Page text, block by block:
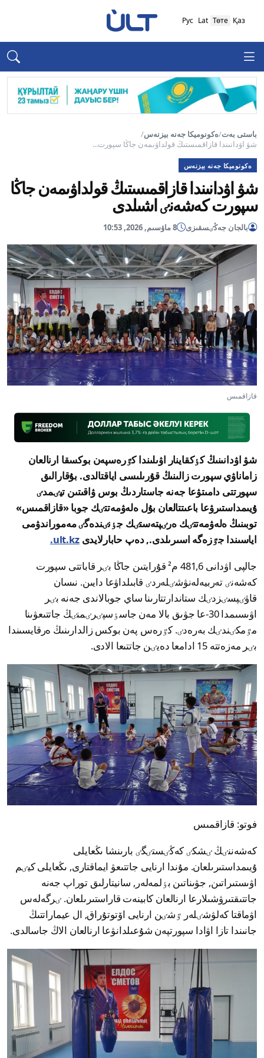
Қаз
Төте
Lat
Рус
باستى بەت/ەكونوميكا جەنە بيزنەس/
شۋ اۋدانىندا قازاقمىستىڭ قولداۋىمەن جاڭا سپورت...
ەكونوميكا جەنە بيزنەس
شۋ اۋدانىندا قازاقمىستىڭ قولداۋىمەن جاڭا
سپورت كەشەنٸ اشىلدى
بالجان جەڭٸسقىزى 8 ماۋسىم, 2026, 10:53
قازاقمىس
شۋ اۋدانىنىڭ كٶكقاينار اۋىلىندا كٷرەسپەن بوكسقا ارنالعان
زاماناۋي سپورت زالىنىڭ قۇرىلىسى اياقتالدى. بۇقارالىق
سپورتتى دامىتۋعا جەنە جاستاردىڭ بوس ۋاقىتىن تيٸمدٸ
ۇيىمداستىرۋعا باعىتتالعان بۇل ەلەۋمەتتٸك جوبا «قازاقمىس»
توبىنىڭ ەلەۋمەتتٸك ەرٸپتەستٸك جٶنٸندەگٸ مەموراندۋمى
اياسىندا جٷزەگە اسىرىلدى., دەپ حابارلايدىult.kz.
جالپى اۋدانى 481,6 م² قۇرايتىن جاڭا بٸر قاباتتى سپورت
كەشەنٸ تەربيەلەنۋشٸلەردٸ قابىلداۋعا دايىن. نىسان
قاۋٸپسٸزدٸك ستاندارتتارىنا ساي جوبالاندى جەنە بٸر
اۋىسىمدا 30-عا جۋىق بالا مەن جاسٶسپٸرٸمنٸڭ جاتتىعۋىنا
مٷمكٸندٸك بەرەدٸ. كٷرەس پەن بوكس زالدارىنىڭ ەرقايسىندا
بٸر مەزەتتە 15 ادامعا دەيٸن جاتتىعا الادى.
فوتو: قازاقمىس
كەشەننٸڭ ٸشكٸ كەڭٸستٸگٸ بارىنشا ىڭعايلى
ۇيىمداستىرىلعان. مۇندا ارنايى جاتتىعۋ ايماقتارى, ىڭعايلى كيٸم
اۋىستىراتىن, جۋىناتىن بٶلمەلەر, سانيتارلىق توراپ جەنە
جاتتىقتىرۋشىلارعا ارنالعان كابينەت قاراستىرىلعان. ٸرگەلەس
اۋماقتا كەلۋشٸلەر ٷشٸن ارنايى اۆتوتۇراق, ال عيماراتتىڭ
جانىندا تازا اۋادا سپورتپەن شۇعىلدانۋعا ارنالعان الاڭ جاسالدى.